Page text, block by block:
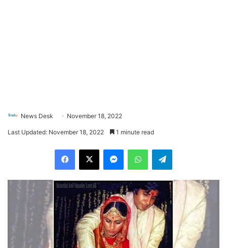
News Desk November 18, 2022
Last Updated: November 18, 2022 1 minute read